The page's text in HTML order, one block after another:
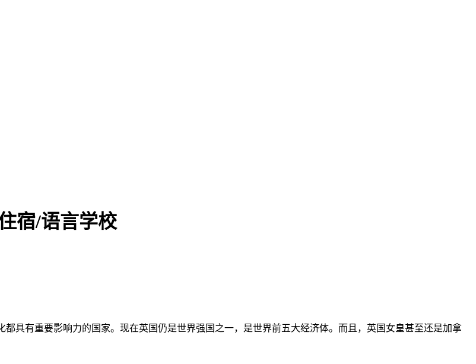
宿/语言学校
具有重要影响力的国家。现在英国仍是世界强国之一，是世界前五大经济体。而且，英国女皇甚至还是加拿